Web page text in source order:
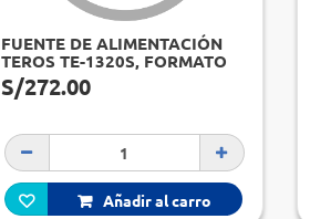
FUENTE DE ALIMENTACIÓN
TEROS TE-1320S, FORMATO
ATX, 850W 80 PLUS
PLATINUM, 110-240V
S/272.00
Añadir al carro